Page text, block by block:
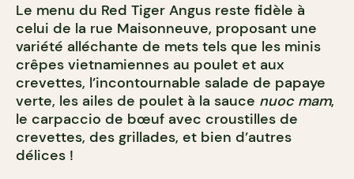
Le menu du Red Tiger Angus reste fidèle à
celui de la rue Maisonneuve, proposant une
variété alléchante de mets tels que les minis
crêpes vietnamiennes au poulet et aux
crevettes, l’incontournable salade de papaye
verte, les ailes de poulet à la sauce nuoc mam,
le carpaccio de bœuf avec croustilles de
crevettes, des grillades, et bien d’autres
délices !